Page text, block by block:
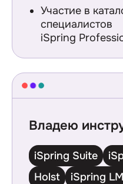
Участие в
специалистов
iSpring
Владею
iSpring Suite
Holst
iSpring